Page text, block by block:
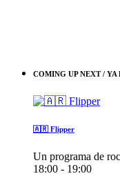
COMING UP NEXT / YA
🇦🇷 Flipper
Un programa de
18:00 - 19:00